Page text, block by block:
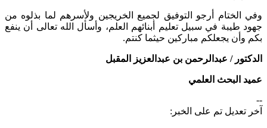
وفي الختام أرجو التوفيق لجميع الخريجين ولأسرهم لما بذلوه من
جهود طيبة في سبيل تعليم أبنائهم العلم، وأسأل الله تعالى أن ينفع
بكم وأن يجعلكم مباركين حيثما كنتم.
الدكتور / عبدالرحمن بن عبدالعزيز المقبل
عميد البحث العلمي
--
آخر تعديل تم على الخبر: